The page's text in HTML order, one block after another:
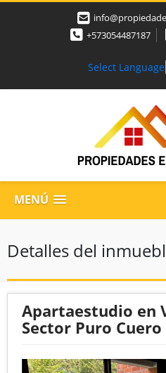
+573054487187
Select Language
MENÚ
Detalles del
Apartaestudio en
Sector Puro